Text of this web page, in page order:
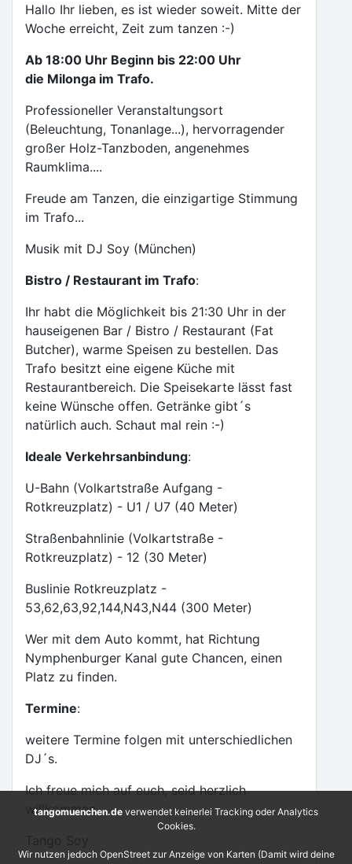
Hallo Ihr lieben, es ist wieder soweit. Mitte der
Woche erreicht, Zeit zum tanzen :-)
Ab 18:00 Uhr Beginn bis 22:00 Uhr
die Milonga im Trafo.
Professioneller Veranstaltungsort
(Beleuchtung, Tonanlage...), hervorragender
großer Holz-Tanzboden, angenehmes
Raumklima....
Freude am Tanzen, die einzigartige Stimmung
im Trafo...
Musik mit DJ Soy (München)
Bistro / Restaurant im Trafo:
Ihr habt die Möglichkeit bis 21:30 Uhr in der
hauseigenen Bar / Bistro / Restaurant (Fat
Butcher), warme Speisen zu bestellen. Das
Trafo besitzt eine eigene Küche mit
Restaurantbereich. Die Speisekarte lässt fast
keine Wünsche offen. Getränke gibt´s
natürlich auch. Schaut mal rein :-)
Ideale Verkehrsanbindung:
U-Bahn (Volkartstraße Aufgang -
Rotkreuzplatz) - U1 / U7 (40 Meter)
Straßenbahnlinie (Volkartstraße -
Rotkreuzplatz) - 12 (30 Meter)
Buslinie Rotkreuzplatz -
53,62,63,92,144,N43,N44 (300 Meter)
Wer mit dem Auto kommt, hat Richtung
Nymphenburger Kanal gute Chancen, einen
Platz zu finden.
Termine:
weitere Termine folgen mit unterschiedlichen
DJ´s.
Ich freue mich auf euch, seid herzlich
willkommen.
tangomuenchen.de verwendet keinerlei Tracking oder Analytics
Cookies.
Wir nutzen jedoch OpenStreet zur Anzeige von Karten (Damit wird deine